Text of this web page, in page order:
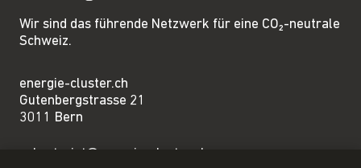
Wir sind das führende Netzwerk für eine CO₂-neutrale
Schweiz.
energie-cluster.ch
Gutenbergstrasse 21
3011 Bern
sekretariat@energie-cluster.ch